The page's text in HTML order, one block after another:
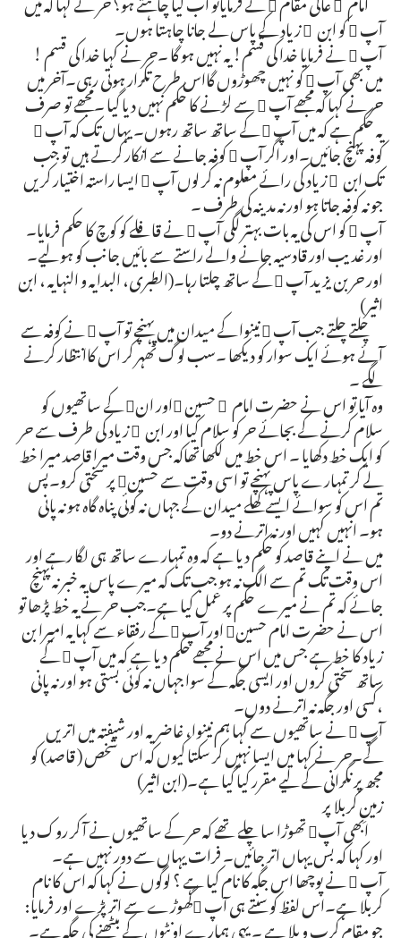
آپ  کو ابن ِ زیاد کے پاس لے جانا چاہتا ہوں۔
آپ  نے فرمایا خدا کی قسم! یہ نہیں ہو گا ۔حر نے کہا خدا کی قسم !
میں بھی آپ  کو نہیں چھوڑوں گااس طرح تکرار ہوتی رہی۔آخر میں
حر نے کہا کہ مجھے آپ  سے لڑنے کا حکم نہیں دیا گیا ۔مجھے تو صرف
یہ حکم ہے کہ میں آپ  کے ساتھ ساتھ رہوں۔ یہاں تک کہ آپ 
کوفہ پہنچ جائیں۔اور اگر آپ  کوفہ جانے سے انکار کرتے ہیں تو جب
تک ابن ِ زیاد کی رائے معلوم نہ کر لوں آپ  ایسا راستہ اختیار کریں
جو نہ کوفہ جاتا ہو اور نہ مدینہ کی طرف ۔
آپ  کو اس کی یہ بات بہتر لگی آپ  نے قافلے کو کوچ کا حکم فرمایا۔
اور غدیب اور قادسیہ جانے والے راستے سے بائیں جانب کو ہو لیے۔
اور حر بن یزید آپ  کے ساتھ چلتا رہا۔(الطبری، البدایہ و النہایہ ، ابن
اثیر)
چلتے چلتے جب آپ  نینوا کے میدان میں پہنچے تو آپ  نے کوفہ سے
آئے ہوئے ایک سوار کو دیکھا ۔سب لوگ ٹھہر کر اس کاانتظار کرنے
لگے ۔
وہ آیا تو اس نے حضرت امام ِ حسین اور ان کے ساتھیوں کو
سلام کرنے کے بجائے حر کو سلام کیا اور ابن ِ زیاد کی طرف سے حر
کو ایک خط دکھایا ۔ اس خط میں لکھا تھاکہ جس وقت میرا قاصد میرا خط
لے کر تمہارے پاس پہنچے تو اسی وقت سے حسین پر سختی کرو۔پس
تم اس کو سوائے ایسے کھلے میدان کے جہاں نہ کوئی پناہ گاہ ہو نہ پانی
ہو۔ انہیں کہیں اور نہ اترنے دو۔
میں نے اپنے قاصد کو حکم دیا ہے کہ وہ تمہارے ساتھ ہی لگا رہے اور
اس وقت تک تم سے الگ نہ ہو جب تک کہ میرے پاس یہ خبر نہ پہنچ
جائے کہ تم نے میرے حکم پر عمل کیا ہے۔جب حر نے یہ خط پڑھا تو
اس نے حضرت امام حسین اور آپ  کے رفقاء سے کہا یہ امیرا بن
زیاد کا خط ہے جس میں اس نے مجھے حکم دیا ہے کہ میں آپ  کے
ساتھ سختی کروں اور ایسی جگہ کے سوا جہاں نہ کوئی بستی ہو اور نہ پانی
،کسی اور جگہ نہ اترنے دوں۔
آپ  نے ساتھیوں سے کہا ہم نینوا، غاضریہ اور شیفتہ میں اتریں
گے۔حر نے کہا میں ایسا نہیں کر سکتا کیوں کہ اس شخص ( قاصد) کو
مجھ پر نگرانی کے لیے مقرر کیا گیا ہے۔(ابن اثیر)
زمینِ کربلا پر
ابھی آپ تھوڑا سا چلے تھے کہ حر کے ساتھیوں نے آ کر روک دیا
اور کہا کہ بس یہاں اتر جائیں۔ فرات یہاں سے دور نہیں ہے۔
آپ  نے پوچھا اس جگہ کا نام کیا ہے ؟ لوگوں نے کہا کہ اس کا نام
کربلا ہے۔اس لفظ کو سنتے ہی آپ گھوڑے سے اتر پڑے اور فرمایا:
جو مقامِ کرب و بلا ہے ۔ یہی ہمارے اونٹوں کے بیٹھنے کی جگہ ہے۔